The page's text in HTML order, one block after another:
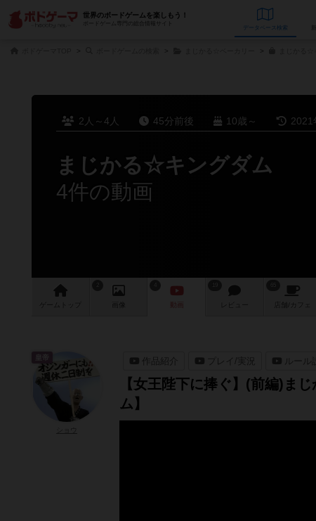
世界のボードゲームを楽しもう！
ボードゲーム専門の総合情報サイト
データベース
2人～4人 45分前後 10歳～ 2021
まじかる☆キングダム
4件の動画
ゲーム 画像 レビュー 店舗/ カフェ
作品紹介 プレイ/実況 ルール
【女王陛下に捧ぐ】(前編)ま
ム】